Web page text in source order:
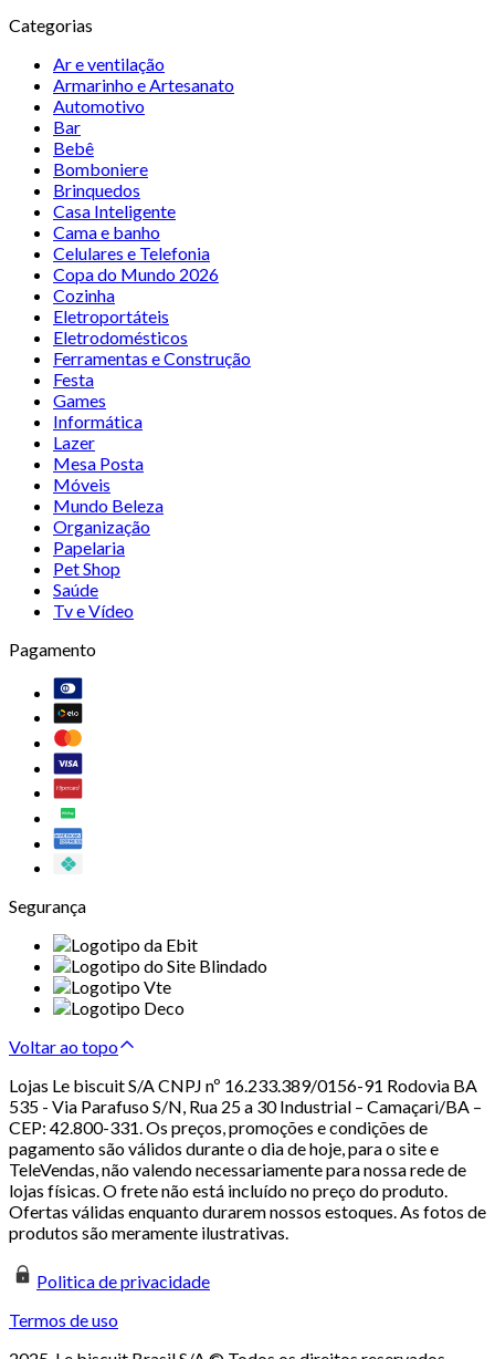
Categorias
Ar e ventilação
Armarinho e Artesanato
Automotivo
Bar
Bebê
Bomboniere
Brinquedos
Casa Inteligente
Cama e banho
Celulares e Telefonia
Copa do Mundo 2026
Cozinha
Eletroportáteis
Eletrodomésticos
Ferramentas e Construção
Festa
Games
Informática
Lazer
Mesa Posta
Móveis
Mundo Beleza
Organização
Papelaria
Pet Shop
Saúde
Tv e Vídeo
Pagamento
Segurança
Voltar ao topo
Lojas Le biscuit S/A CNPJ nº 16.233.389/0156-91 Rodovia BA
535 - Via Parafuso S/N, Rua 25 a 30 Industrial – Camaçari/BA –
CEP: 42.800-331. Os preços, promoções e condições de
pagamento são válidos durante o dia de hoje, para o site e
TeleVendas, não valendo necessariamente para nossa rede de
lojas físicas. O frete não está incluído no preço do produto.
Ofertas válidas enquanto durarem nossos estoques. As fotos de
produtos são meramente ilustrativas.
Politica de privacidade
Termos de uso